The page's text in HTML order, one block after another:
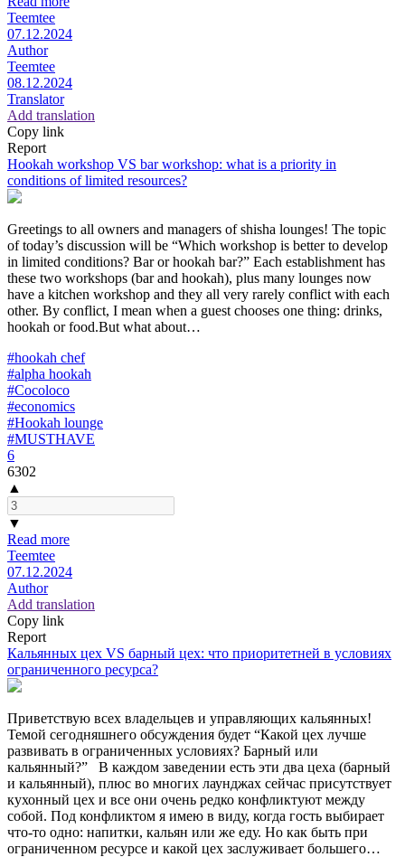
Teemtee
07.12.2024
Author
Teemtee
08.12.2024
Translator
Add translation
Copy link
Report
Hookah workshop VS bar workshop: what is a priority in
conditions of limited resources?
Greetings to all owners and managers of shisha lounges! The topic
of today’s discussion will be “Which workshop is better to develop
in limited conditions? Bar or hookah bar?” Each establishment has
these two workshops (bar and hookah), plus many lounges now
have a kitchen workshop and they all very rarely conflict with each
other. By conflict, I mean when a guest chooses one thing: drinks,
hookah or food.But what about…
#hookah chef
#alpha hookah
#Cocoloco
#economics
#Hookah lounge
#MUSTHAVE
6
6302
▲
▼
Read more
Teemtee
07.12.2024
Author
Add translation
Copy link
Report
Кальянных цех VS барный цех: что приоритетней в условиях
ограниченного ресурса?
Приветствую всех владельцев и управляющих кальянных!
Темой сегодняшнего обсуждения будет “Какой цех лучше
развивать в ограниченных условиях? Барный или
кальянный?” В каждом заведении есть эти два цеха (барный
и кальянный), плюс во многих лаунджах сейчас присутствует
кухонный цех и все они очень редко конфликтуют между
собой. Под конфликтом я имею в виду, когда гость выбирает
что-то одно: напитки, кальян или же еду. Но как быть при
ограниченном ресурсе и какой цех заслуживает большего…